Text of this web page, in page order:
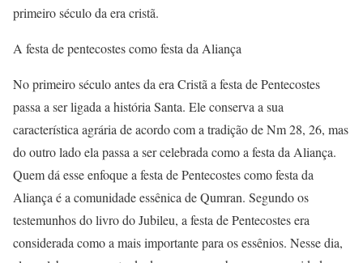
primeiro século da era cristã.
A festa de pentecostes como festa da Aliança
No primeiro século antes da era Cristã a festa de Pentecostes
passa a ser ligada a história Santa. Ele conserva a sua
característica agrária de acordo com a tradição de Nm 28, 26, mas
do outro lado ela passa a ser celebrada como a festa da Aliança.
Quem dá esse enfoque a festa de Pentecostes como festa da
Aliança é a comunidade essênica de Qumran. Segundo os
testemunhos do livro do Jubileu, a festa de Pentecostes era
considerada como a mais importante para os essênios. Nesse dia,